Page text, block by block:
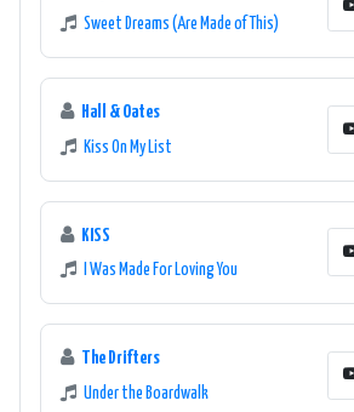
Sweet Dreams (Are Made of This)
Hall & Oates
Kiss On My List
KISS
I Was Made For Loving You
The Drifters
Under the Boardwalk